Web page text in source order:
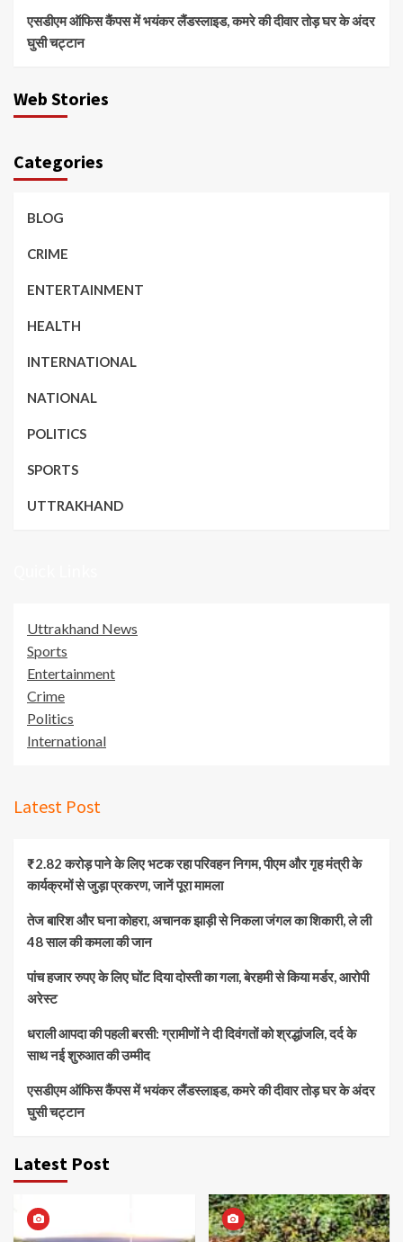
एसडीएम ऑफिस कैंपस में भयंकर लैंडस्लाइड, कमरे की दीवार तोड़ घर के अंदर
घुसी चट्टान
Web Stories
Categories
BLOG
CRIME
ENTERTAINMENT
HEALTH
INTERNATIONAL
NATIONAL
POLITICS
SPORTS
UTTRAKHAND
Uttrakhand News
Sports
Entertainment
Crime
Politics
International
Latest Post
₹2.82 करोड़ पाने के लिए भटक रहा परिवहन निगम, पीएम और गृह मंत्री के
कार्यक्रमों से जुड़ा प्रकरण, जानें पूरा मामला
तेज बारिश और घना कोहरा, अचानक झाड़ी से निकला जंगल का शिकारी, ले ली
48 साल की कमला की जान
पांच हजार रुपए के लिए घोंट दिया दोस्ती का गला, बेरहमी से किया मर्डर, आरोपी
अरेस्ट
धराली आपदा की पहली बरसी: ग्रामीणों ने दी दिवंगतों को श्रद्धांजलि, दर्द के
साथ नई शुरुआत की उम्मीद
एसडीएम ऑफिस कैंपस में भयंकर लैंडस्लाइड, कमरे की दीवार तोड़ घर के अंदर
घुसी चट्टान
Latest Post